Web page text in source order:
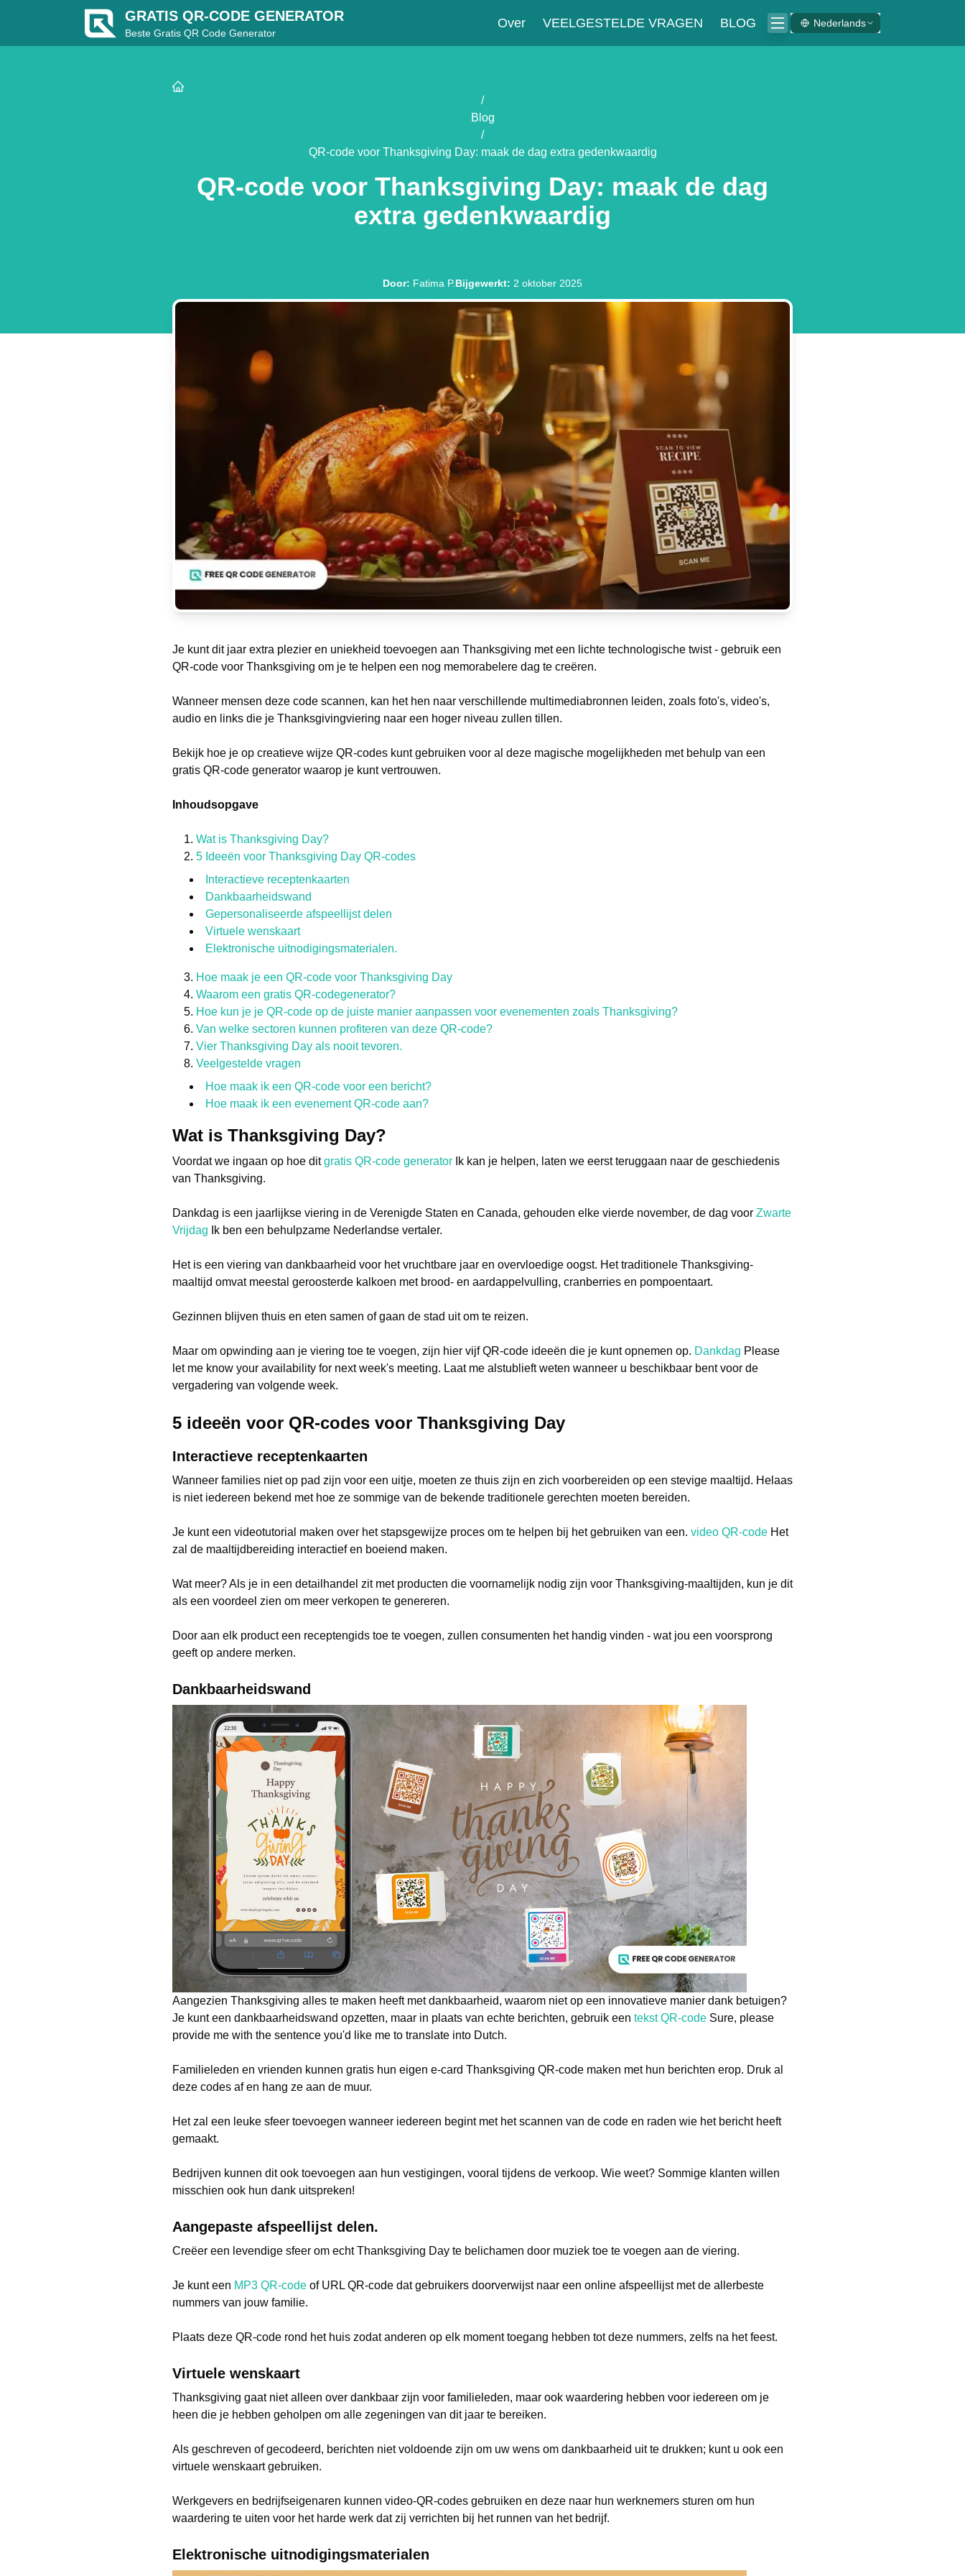
GRATIS QR-CODE GENERATOR
Beste Gratis QR Code Generator
Over VEELGESTELDE VRAGEN BLOG Nederlands
/
Blog
/
QR-code voor Thanksgiving Day: maak de dag extra gedenkwaardig
QR-code voor Thanksgiving Day: maak de dag
extra gedenkwaardig
Door: Fatima P.Bijgewerkt: 2 oktober 2025
Je kunt dit jaar extra plezier en uniekheid toevoegen aan Thanksgiving met een lichte technologische twist - gebruik een
QR-code voor Thanksgiving om je te helpen een nog memorabelere dag te creëren.
Wanneer mensen deze code scannen, kan het hen naar verschillende multimediabronnen leiden, zoals foto's, video's,
audio en links die je Thanksgivingviering naar een hoger niveau zullen tillen.
Bekijk hoe je op creatieve wijze QR-codes kunt gebruiken voor al deze magische mogelijkheden met behulp van een
gratis QR-code generator waarop je kunt vertrouwen.
Inhoudsopgave
Wat is Thanksgiving Day?
5 Ideeën voor Thanksgiving Day QR-codes
Interactieve receptenkaarten
Dankbaarheidswand
Gepersonaliseerde afspeellijst delen
Virtuele wenskaart
Elektronische uitnodigingsmaterialen.
Hoe maak je een QR-code voor Thanksgiving Day
Waarom een gratis QR-codegenerator?
Hoe kun je je QR-code op de juiste manier aanpassen voor evenementen zoals Thanksgiving?
Van welke sectoren kunnen profiteren van deze QR-code?
Vier Thanksgiving Day als nooit tevoren.
Veelgestelde vragen
Hoe maak ik een QR-code voor een bericht?
Hoe maak ik een evenement QR-code aan?
Wat is Thanksgiving Day?
Voordat we ingaan op hoe ditgratis QR-code generator Ik kan je helpen, laten we eerst teruggaan naar de geschiedenis
van Thanksgiving.
Dankdag is een jaarlijkse viering in de Verenigde Staten en Canada, gehouden elke vierde november, de dag voor Zwarte
Vrijdag Ik ben een behulpzame Nederlandse vertaler.
Het is een viering van dankbaarheid voor het vruchtbare jaar en overvloedige oogst. Het traditionele Thanksgiving-
maaltijd omvat meestal geroosterde kalkoen met brood- en aardappelvulling, cranberries en pompoentaart.
Gezinnen blijven thuis en eten samen of gaan de stad uit om te reizen.
Maar om opwinding aan je viering toe te voegen, zijn hier vijf QR-code ideeën die je kunt opnemen op. Dankdag Please
let me know your availability for next week's meeting. Laat me alstublieft weten wanneer u beschikbaar bent voor de
vergadering van volgende week.
5 ideeën voor QR-codes voor Thanksgiving Day
Interactieve receptenkaarten
Wanneer families niet op pad zijn voor een uitje, moeten ze thuis zijn en zich voorbereiden op een stevige maaltijd. Helaas
is niet iedereen bekend met hoe ze sommige van de bekende traditionele gerechten moeten bereiden.
Je kunt een videotutorial maken over het stapsgewijze proces om te helpen bij het gebruiken van een. video QR-code Het
zal de maaltijdbereiding interactief en boeiend maken.
Wat meer? Als je in een detailhandel zit met producten die voornamelijk nodig zijn voor Thanksgiving-maaltijden, kun je dit
als een voordeel zien om meer verkopen te genereren.
Door aan elk product een receptengids toe te voegen, zullen consumenten het handig vinden - wat jou een voorsprong
geeft op andere merken.
Dankbaarheidswand
Aangezien Thanksgiving alles te maken heeft met dankbaarheid, waarom niet op een innovatieve manier dank betuigen?
Je kunt een dankbaarheidswand opzetten, maar in plaats van echte berichten, gebruik een tekst QR-code Sure, please
provide me with the sentence you'd like me to translate into Dutch.
Familieleden en vrienden kunnen gratis hun eigen e-card Thanksgiving QR-code maken met hun berichten erop. Druk al
deze codes af en hang ze aan de muur.
Het zal een leuke sfeer toevoegen wanneer iedereen begint met het scannen van de code en raden wie het bericht heeft
gemaakt.
Bedrijven kunnen dit ook toevoegen aan hun vestigingen, vooral tijdens de verkoop. Wie weet? Sommige klanten willen
misschien ook hun dank uitspreken!
Aangepaste afspeellijst delen.
Creëer een levendige sfeer om echt Thanksgiving Day te belichamen door muziek toe te voegen aan de viering.
Je kunt een MP3 QR-code of URL QR-code dat gebruikers doorverwijst naar een online afspeellijst met de allerbeste
nummers van jouw familie.
Plaats deze QR-code rond het huis zodat anderen op elk moment toegang hebben tot deze nummers, zelfs na het feest.
Virtuele wenskaart
Thanksgiving gaat niet alleen over dankbaar zijn voor familieleden, maar ook waardering hebben voor iedereen om je
heen die je hebben geholpen om alle zegeningen van dit jaar te bereiken.
Als geschreven of gecodeerd, berichten niet voldoende zijn om uw wens om dankbaarheid uit te drukken; kunt u ook een
virtuele wenskaart gebruiken.
Werkgevers en bedrijfseigenaren kunnen video-QR-codes gebruiken en deze naar hun werknemers sturen om hun
waardering te uiten voor het harde werk dat zij verrichten bij het runnen van het bedrijf.
Elektronische uitnodigingsmaterialen